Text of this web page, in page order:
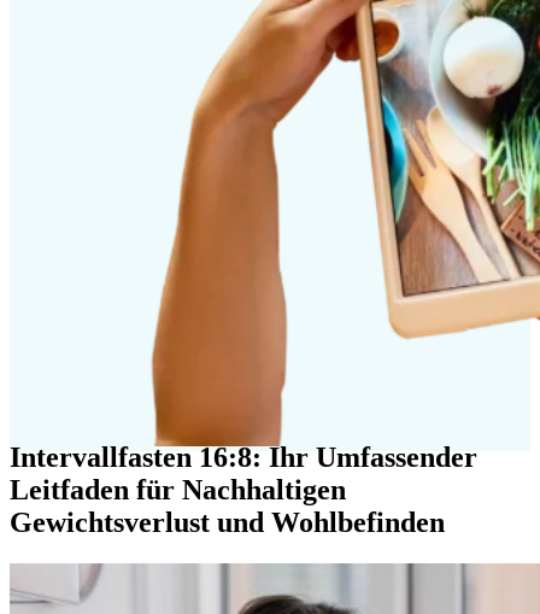
Intervallfasten 16:8: Ihr Umfassender
Leitfaden für Nachhaltigen
Gewichtsverlust und Wohlbefinden